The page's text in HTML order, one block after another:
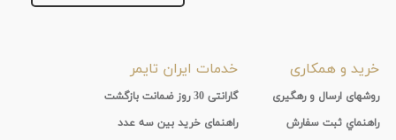
خرید و همکاری
روشهای ارسال و رهگیری
راهنماي ثبت سفارش
خدمات ایران تایمر
گارانتی 30 روز ضمانت بازگشت
راهنمای خرید بین سه عدد